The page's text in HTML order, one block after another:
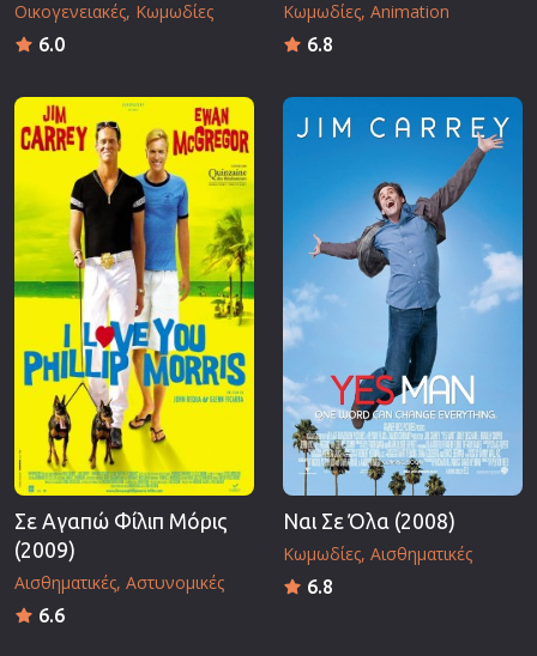
Οικογενειακές Κωμωδίες
6.0
Κωμωδίες Animation
6.8
Σε Αγαπώ Φίλιπ Μόρις
(2009)
Αισθηματικές Αστυνομικές
6.6
Ναι Σε Όλα (2008)
Κωμωδίες Αισθηματικές
6.8